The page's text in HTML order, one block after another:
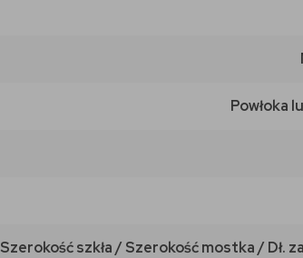
Powłoka
Szerokość szkła / Szerokość mostka / Dł.